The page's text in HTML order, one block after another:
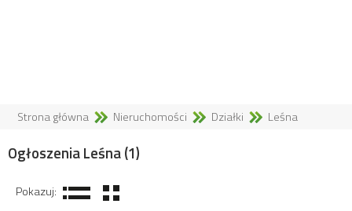
Strona główna Nieruchomości Działki Leśna
Ogłoszenia Leśna(1)
Pokazuj: